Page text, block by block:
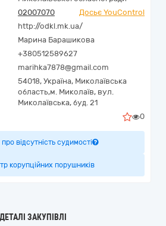
02007070
Досьє YouControl
http://odkl.mk.ua/
Марина Барашикова
+380512589627
marihka7878@gmail.com
54018, Україна, Миколаївська
область,м. Миколаїв, вул.
Миколаївська, буд. 21
0
відсутність судимості
корупційних порушників
ДЕТАЛІ ЗАКУПІВЛІ